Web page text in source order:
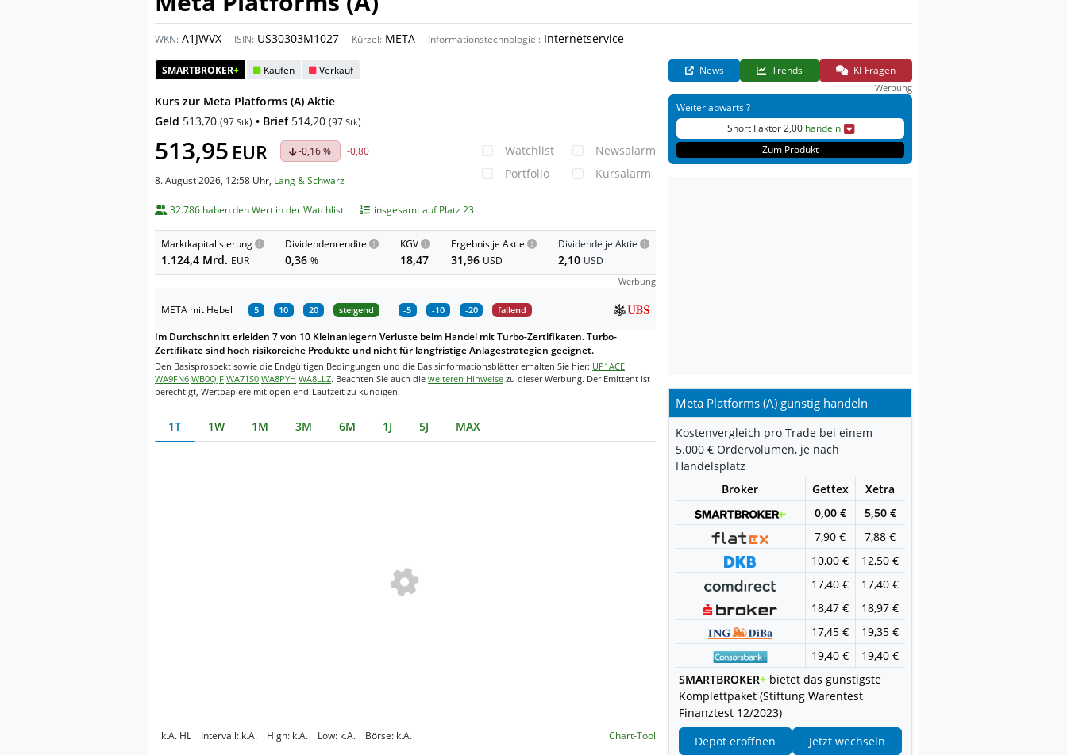
WKN: A1JWVX ISIN: US30303M1027 Kürzel: META Informationstechnologie : Internetservice
SMARTBROKER+ Kaufen Verkauf
Kurs zur Meta Platforms (A) Aktie
Geld 513,70 (97 Stk) • Brief 514,20 (97 Stk)
513,95 EUR -0,16 % -0,80
8. August 2026, 12:58 Uhr, Lang & Schwarz
Watchlist
Portfolio
Newsalarm
Kursalarm
32.786 haben den Wert in der Watchlist insgesamt auf Platz 23
Marktkapitalisierung
1.124,4 Mrd. EUR
Dividendenrendite
0,36%
KGV
18,47
Ergebnis je Aktie
31,96 USD
Dividende je Aktie
2,10 USD
Werbung
META mit Hebel 5 10 20 steigend -5 -10 -20 fallend
Im Durchschnitt erleiden 7 von 10 Kleinanlegern Verluste beim Handel mit Turbo-Zertifikaten. Turbo-
Zertifikate sind hoch risikoreiche Produkte und nicht für langfristige Anlagestrategien geeignet.
Den Basisprospekt sowie die Endgültigen Bedingungen und die Basisinformationsblätter erhalten Sie hier: UP1ACE
WA9FN6 WB0QJF WA71S0 WA8PYH WA8LLZ. Beachten Sie auch die weiteren Hinweise zu dieser Werbung. Der Emittent ist
berechtigt, Wertpapiere mit open end-Laufzeit zu kündigen.
1T 1W 1M 3M 6M 1J 5J MAX
k.A. HL Intervall: k.A. High: k.A. Low: k.A. Börse: k.A. Chart-Tool
News Trends KI-Fragen
Werbung
Weiter abwärts ?
Short Faktor 2,00 handeln
Zum Produkt
Meta Platforms (A) günstig handeln
Kostenvergleich pro Trade bei einem
5.000 € Ordervolumen, je nach
Handelsplatz
Broker
Gettex
Xetra
0,00 €
5,50 €
7,90 €
7,88 €
10,00 €
12,50 €
17,40 €
17,40 €
18,47 €
18,97 €
17,45 €
19,35 €
19,40 €
19,40 €
SMARTBROKER+bietet das günstigste
Komplettpaket (Stiftung Warentest
Finanztest 12/2023)
Depot eröffnen
Jetzt wechseln